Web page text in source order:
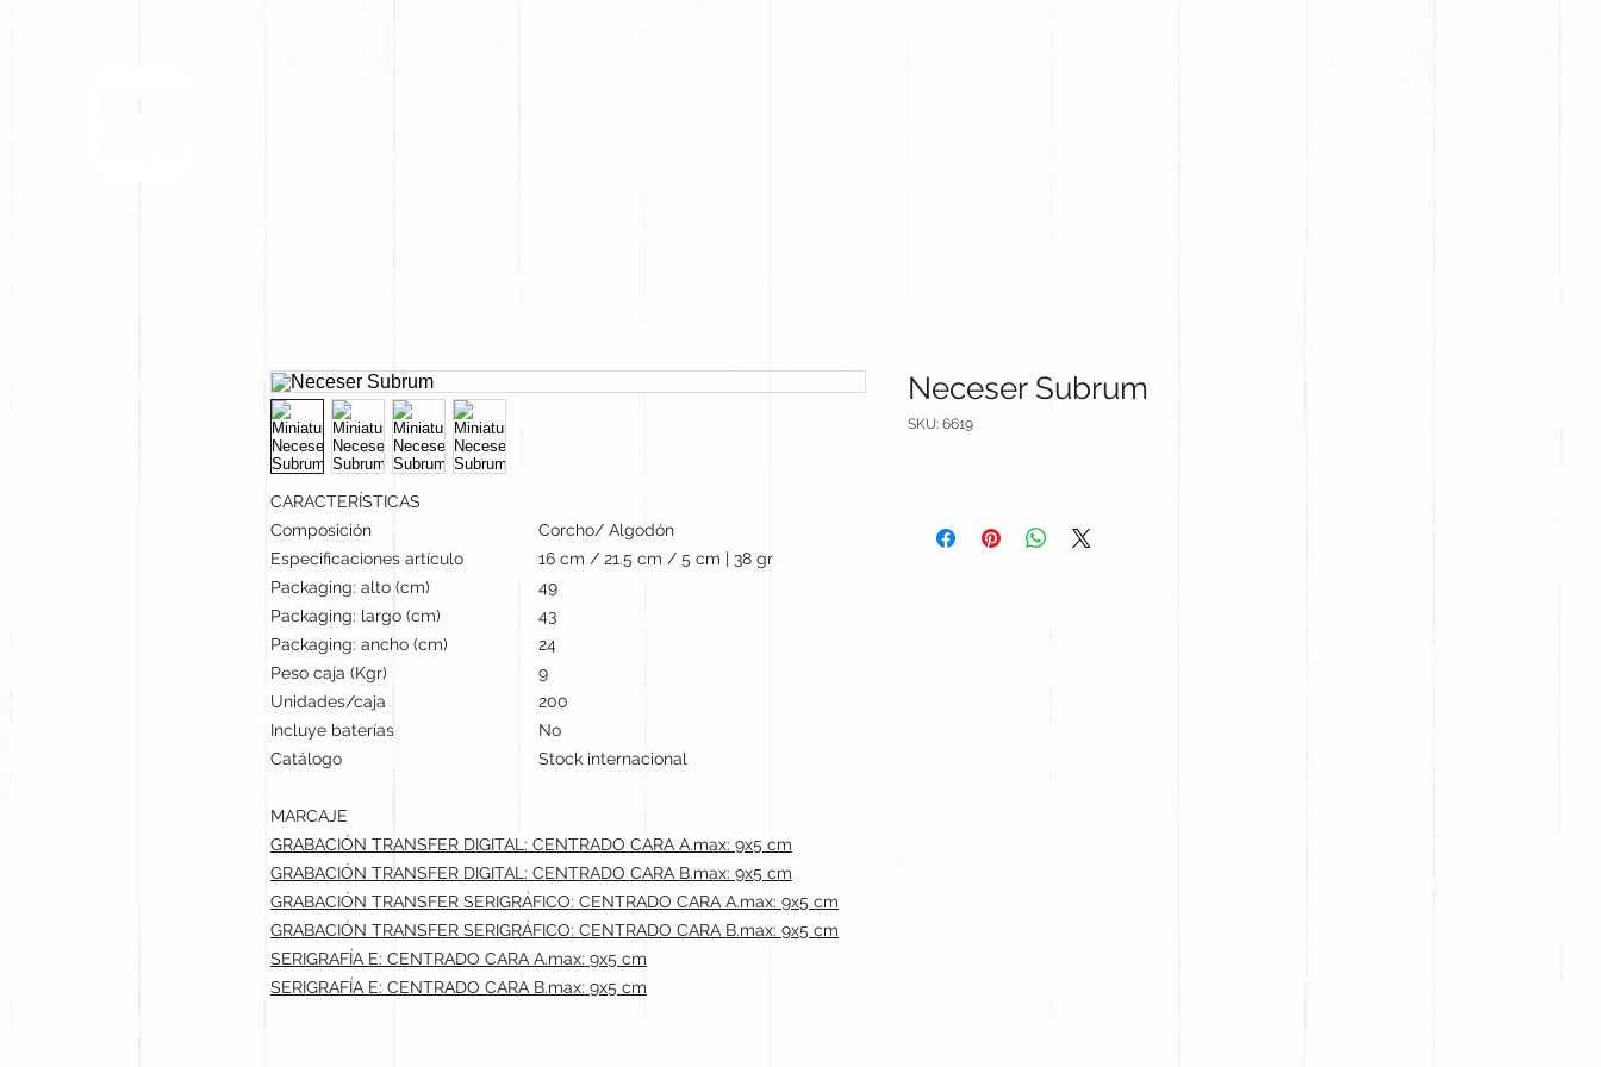
CARACTERÍSTICAS
Composición
Corcho/ Algodón
Especificaciones artículo
16 cm / 21.5 cm / 5 cm | 38 gr
Packaging: alto (cm)
49
Packaging: largo (cm)
43
Packaging: ancho (cm)
24
Peso caja (Kgr)
9
Unidades/caja
200
Incluye baterías
No
Catálogo
Stock internacional
MARCAJE
GRABACIÓN TRANSFER DIGITAL: CENTRADO CARA A.max: 9x5 cm
GRABACIÓN TRANSFER DIGITAL: CENTRADO CARA B.max: 9x5 cm
GRABACIÓN TRANSFER SERIGRÁFICO: CENTRADO CARA A.max: 9x5 cm
GRABACIÓN TRANSFER SERIGRÁFICO: CENTRADO CARA B.max: 9x5 cm
SERIGRAFÍA E: CENTRADO CARA A.max: 9x5 cm
SERIGRAFÍA E: CENTRADO CARA B.max: 9x5 cm
Neceser Subrum
SKU: 6619